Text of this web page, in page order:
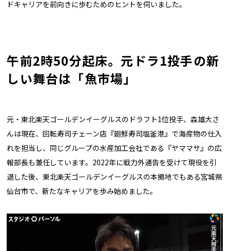
ドキャリアを前向きに歩むためのヒントを伺いました。
午前2時50分起床。元ドラ1投手の新
しい舞台は「魚市場」
元・東北楽天ゴールデンイーグルスのドラフト1位投手、森雄大さ
んは現在、回転寿司チェーン店『廻鮮寿司塩釜港』で海産物の仕入
れを担当し、同じグループの水産加工会社である『ヤママサ』の広
報部長も兼任しています。2022年に戦力外通告を受けて現役を引
退した後、東北楽天ゴールデンイーグルスの本拠地でもある宮城県
仙台市で、新たなキャリアを歩み始めました。